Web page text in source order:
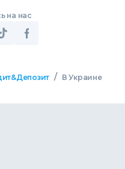
на нас
/
В Украине